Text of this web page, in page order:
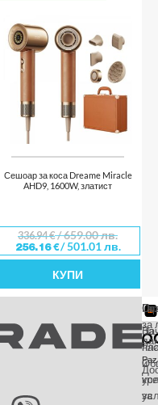
Сешоар за коса Dreame Miracle
AHD9, 1600W, златист
336.94€/ 659.00 лв.
256.16€/ 501.01 лв.
КУПИ
За
нас
и
за
за